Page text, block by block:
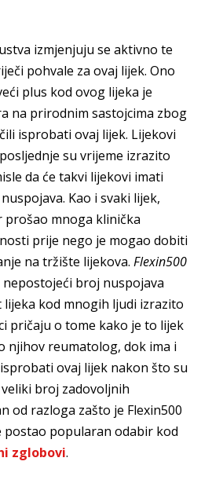
izmjenjuju se aktivno te
pohvale za ovaj lijek. Ono
plus kod ovog lijeka je
na prirodnim sastojcima zbog
isprobati ovaj lijek. Lijekovi
su vrijeme izrazito
da će takvi lijekovi imati
Kao i svaki lijek,
prošao mnoga klinička
prije nego je mogao dobiti
na tržište lijekova. Flexin500
broj nuspojava
kod mnogih ljudi izrazito
pričaju o tome kako je to lijek
njihov reumatolog, dok ima i
ovaj lijek nakon što su
broj zadovoljnih
od razloga zašto je Flexin500
postao popularan odabir kod
zglobovi.